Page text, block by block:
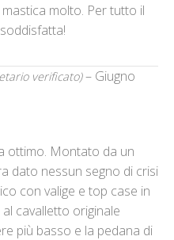
mastica molto. Per tutto il
verificato) – Giugno
ottimo. Montato da un
dato nessun segno di crisi
con valige e top case in
cavalletto originale
più basso e la pedana di